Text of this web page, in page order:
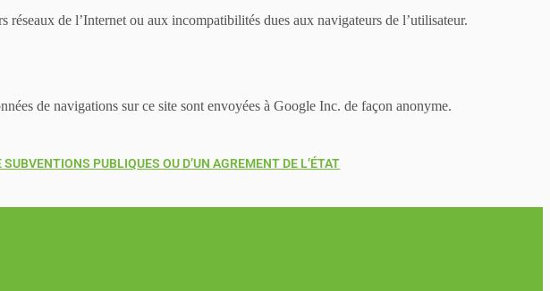
de l’Internet ou aux incompatibilités dues aux navigateurs de l’utilisateur.
de navigations sur ce site sont envoyées à Google Inc. de façon anonyme.
PUBLIQUES OU D’UN AGREMENT DE L’ÉTAT